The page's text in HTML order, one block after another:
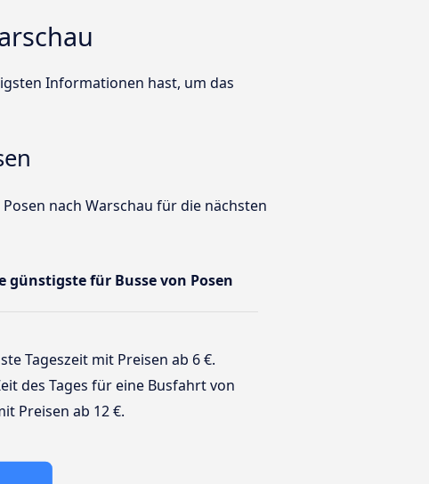
Informationen hast, um das
nach Warschau für die nächsten
günstigste für Busse von Posen
Tageszeit mit Preisen ab 6 €.
des Tages für eine Busfahrt von
Preisen ab 12 €.